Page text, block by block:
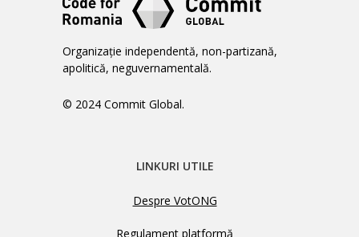
Organizație independentă, non-partizană,
apolitică, neguvernamentală.
© 2024 Commit Global.
LINKURI UTILE
Despre VotONG
Regulament platformă